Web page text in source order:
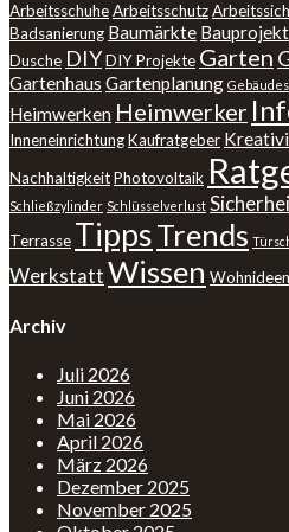
ArbeitsschuheArbeitsschutz
Badsanierung Baumärkte Bauprojekt
Dusche DIYDIY Projekte Garten
Gartenhaus Gartenplanung
Heimwerken Heimwerker
InneneinrichtungKaufratgeber
NachhaltigkeitPhotovoltaik
Schließzylinder Schlüsselverlust
Terrasse TippsTrends
WerkstattWissen Wohnideen
Archiv
Juli 2026
Juni 2026
Mai 2026
April 2026
März 2026
Dezember 2025
November 2025